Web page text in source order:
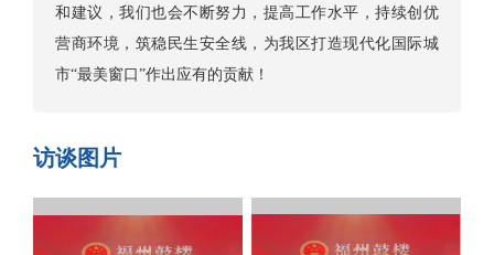
和建议，我们也会不断努力，提高工作水平，持续创优
营商环境，筑稳民生安全线，为我区打造现代化国际城
市“最美窗口”作出应有的贡献！
访谈图片